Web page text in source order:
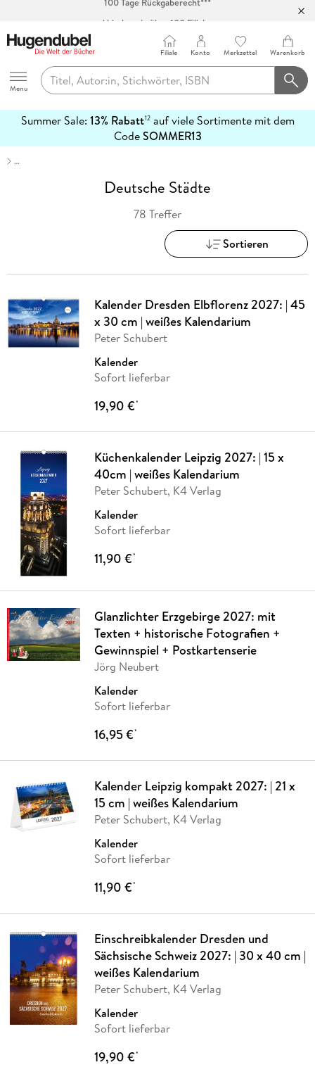
Abholung in über 100 Filialen
Hugendubel
Menu
Filiale Konto Merkzettel Warenkorb
Summer Sale: 13% Rabatt12auf viele Sortimente mit dem
CodeSOMMER13
erfahren
…
Deutsche Städte
78 Treffer
Sortieren
Kalender Dresden Elbflorenz 2027: | 45
x 30 cm | weißes Kalendarium
Peter Schubert
Kalender
Sofort lieferbar
19,90 €*
Küchenkalender Leipzig 2027: | 15 x
40cm | weißes Kalendarium
Peter Schubert, K4 Verlag
Kalender
Sofort lieferbar
11,90 €*
Glanzlichter Erzgebirge 2027: mit
Texten + historische Fotografien +
Gewinnspiel + Postkartenserie
Jörg Neubert
Kalender
Sofort lieferbar
16,95 €*
Kalender Leipzig kompakt 2027: | 21 x
15 cm | weißes Kalendarium
Peter Schubert, K4 Verlag
Kalender
Sofort lieferbar
11,90 €*
Einschreibkalender Dresden und
Sächsische Schweiz 2027: | 30 x 40 cm |
weißes Kalendarium
Peter Schubert, K4 Verlag
Kalender
Sofort lieferbar
19,90 €*